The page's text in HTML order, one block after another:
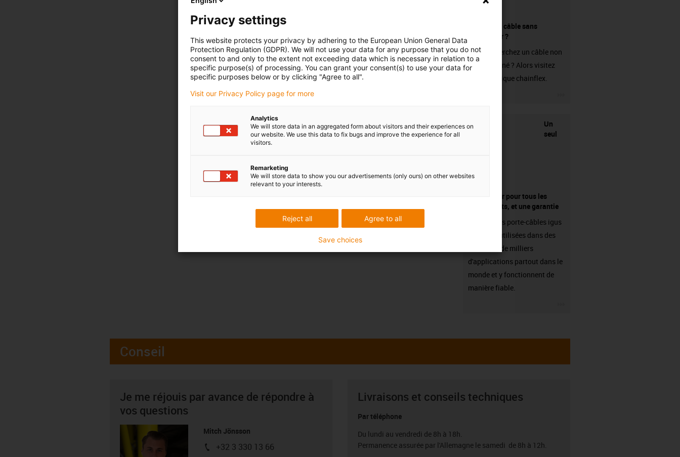
Acheter un câble sans
connecteur ?
Vous recherchez un câble non
confectionné ? Alors visitez
notre boutique chainflex.
Un
seul
fournisseur pour tous les
composants, et une garantie
Les chaînes porte-câbles igus
sont déjà utilisées dans des
centaines de milliers
d'applications partout dans le
monde et y fonctionnent de
manière fiable.
Conseil
Je me réjouis par avance de répondre à
vos questions
Mitch Jönsson
igus-icon-phone
+32 3 330 13 66
Livraisons et conseils techniques
Par téléphone
Du lundi au vendredi de 8h à 18h.
Permanence assurée par l'Allemagne le samedi de 8h à 12h.
Privacy settings
This website protects your privacy by adhering to the European Union General Data
Protection Regulation (GDPR). We will not use your data for any purpose that you do not
consent to and only to the extent not exceeding data which is necessary in relation to a
specific purpose(s) of processing. You can grant your consent(s) to use your data for
specific purposes below or by clicking "Agree to all".
Visit our Privacy Policy page for more
Analytics
We will store data in an aggregated form about visitors and their experiences on
our website. We use this data to fix bugs and improve the experience for all
visitors.
Remarketing
We will store data to show you our advertisements (only ours) on other websites
relevant to your interests.
Agree to all
Reject all
Save choices